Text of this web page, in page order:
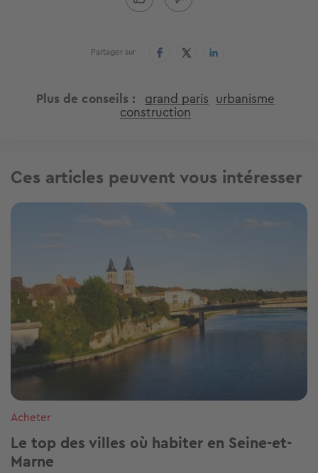
Partager sur
Plus de conseils grand paris urbanisme
construction
Ces articles peuvent vous intéresser
Image
Acheter
Le top des villes où habiter en Seine-et-
Marne